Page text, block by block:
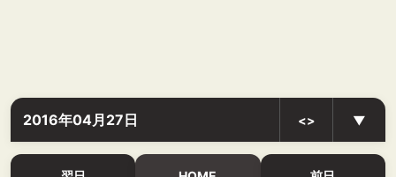
2016年04月27日 <> ▼